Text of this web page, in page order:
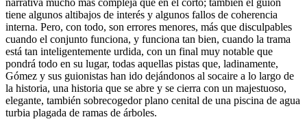
tiene algunos altibajos de interés y algunos fallos de coherencia
interna. Pero, con todo, son errores menores, más que disculpables
cuando el conjunto funciona, y funciona tan bien, cuando la trama
está tan inteligentemente urdida, con un final muy notable que
pondrá todo en su lugar, todas aquellas pistas que, ladinamente,
Gómez y sus guionistas han ido dejándonos al socaire a lo largo de
la historia, una historia que se abre y se cierra con un majestuoso,
elegante, también sobrecogedor plano cenital de una piscina de agua
turbia plagada de ramas de árboles.